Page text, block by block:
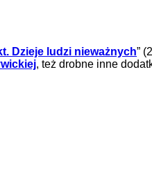
Dzieje ludzi nieważnych”
, też drobne inne